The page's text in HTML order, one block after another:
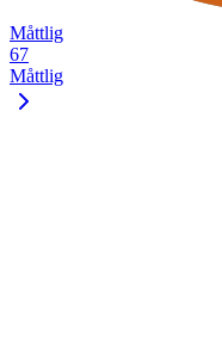
Måttlig
67
Måttlig